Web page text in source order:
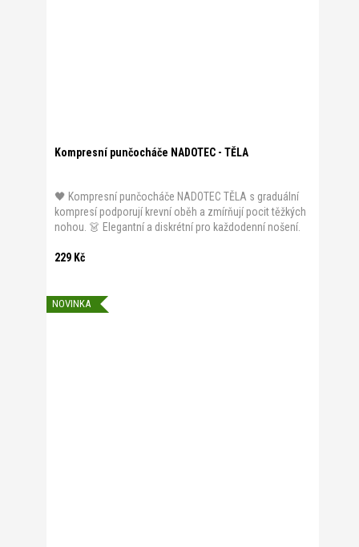
Kompresní punčocháče NADOTEC - TĚLA
229 Kč
🖤 Kompresní punčocháče NADOTEC TĚLA s graduální
kompresí podporují krevní oběh a zmírňují pocit těžkých
nohou. 👗 Elegantní a diskrétní pro každodenní nošení.
NOVINKA